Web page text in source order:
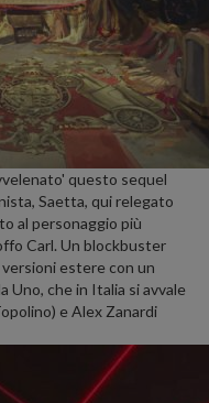
questo sequel
Saetta, qui relegato
al personaggio più
Carl. Un blockbuster
estere con un
Uno, che in Italia si avvale
e Alex Zanardi